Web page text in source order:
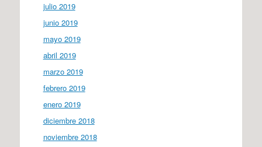
julio 2019
junio 2019
mayo 2019
abril 2019
marzo 2019
febrero 2019
enero 2019
diciembre 2018
noviembre 2018